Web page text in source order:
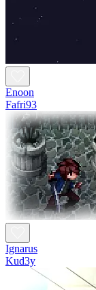
Enoon
Fafri93
Ignarus
Kud3y